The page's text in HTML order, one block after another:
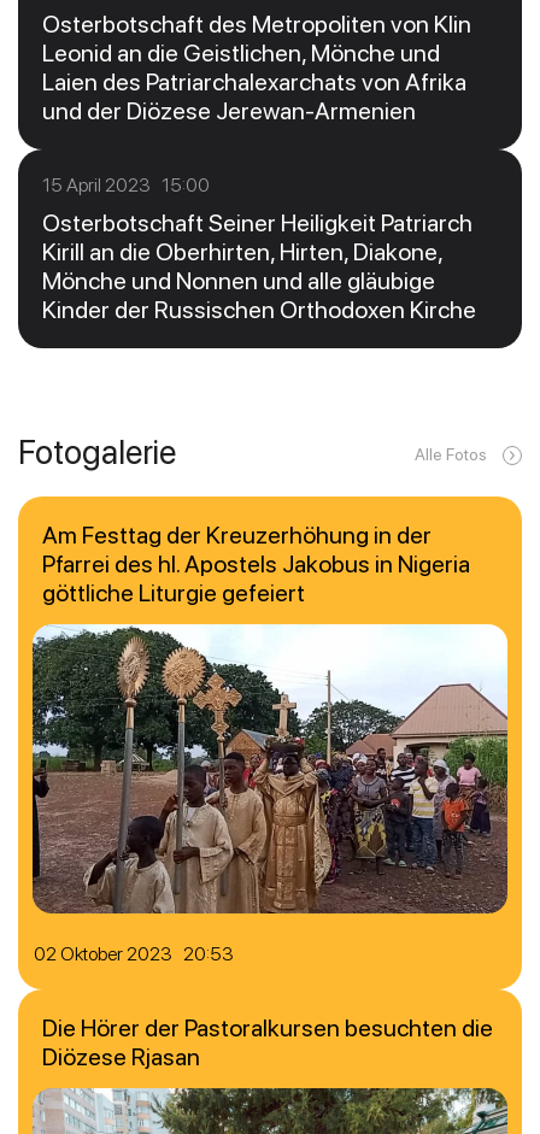
Osterbotschaft des Metropoliten von Klin
Leonid an die Geistlichen, Mönche und
Laien des Patriarchalexarchats von Afrika
und der Diözese Jerewan-Armenien
15 April 2023 15:00
Osterbotschaft Seiner Heiligkeit Patriarch
Kirill an die Oberhirten, Hirten, Diakone,
Mönche und Nonnen und alle gläubige
Kinder der Russischen Orthodoxen Kirche
Fotogalerie Alle Fotos
02 Oktober 2023 20:53
Am Festtag der Kreuzerhöhung in der
Pfarrei des hl. Apostels Jakobus in Nigeria
göttliche Liturgie gefeiert
Die Hörer der Pastoralkursen besuchten die
Diözese Rjasan